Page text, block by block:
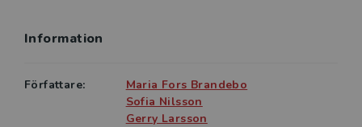
samhälls- och beteendevetenskapliga ämnen vid
universitet och högskolor men också till ledare, chefer
och medarbetare som vill få förståelse för negativa
Information
Författare:
Maria Fors Brandebo
Sofia Nilsson
Gerry Larsson